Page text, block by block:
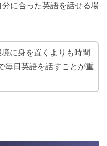
に合った英語を話せる場
に身を置くよりも時間
毎日英語を話すことが重